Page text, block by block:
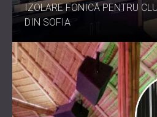
IZOLARE FONICĂ PENTRU
DIN SOFIA